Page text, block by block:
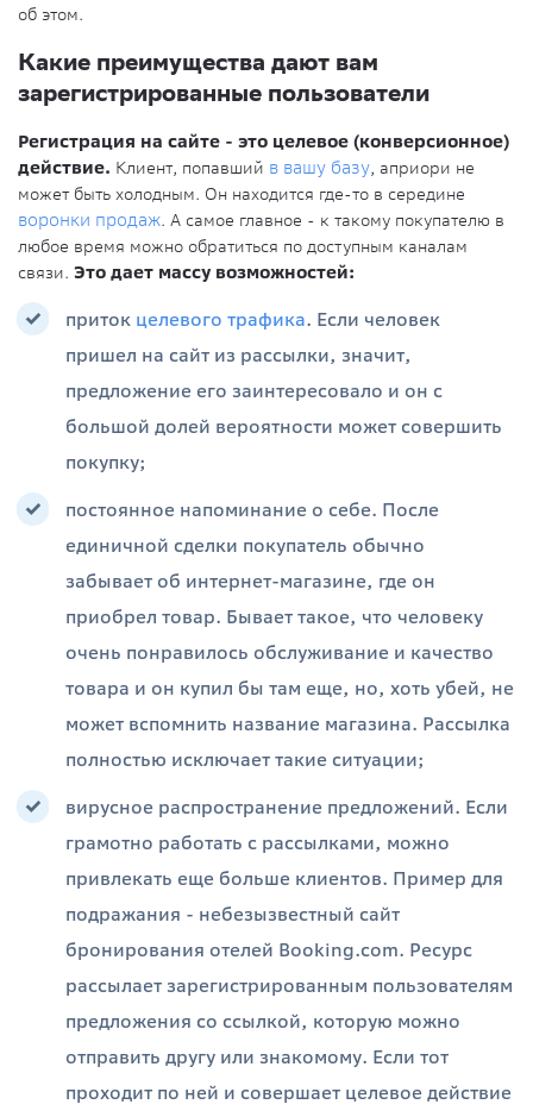
об этом.
Какие преимущества дают вам
зарегистрированные пользователи
Регистрация на сайте - это целевое (конверсионное)
действие. Клиент, попавший в вашу базу, априори не
может быть холодным. Он находится где-то в середине
воронки продаж. А самое главное - к такому покупателю в
любое время можно обратиться по доступным каналам
связи. Это дает массу возможностей:
приток целевого трафика. Если человек
пришел на сайт из рассылки, значит,
предложение его заинтересовало и он с
большой долей вероятности может совершить
покупку;
постоянное напоминание о себе. После
единичной сделки покупатель обычно
забывает об интернет-магазине, где он
приобрел товар. Бывает такое, что человеку
очень понравилось обслуживание и качество
товара и он купил бы там еще, но, хоть убей, не
может вспомнить название магазина. Рассылка
полностью исключает такие ситуации;
вирусное распространение предложений. Если
грамотно работать с рассылками, можно
привлекать еще больше клиентов. Пример для
подражания - небезызвестный сайт
бронирования отелей Booking.com. Ресурс
рассылает зарегистрированным пользователям
предложения со ссылкой, которую можно
отправить другу или знакомому. Если тот
проходит по ней и совершает целевое действие